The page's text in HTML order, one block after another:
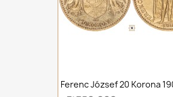
Ferenc József 20 Korona